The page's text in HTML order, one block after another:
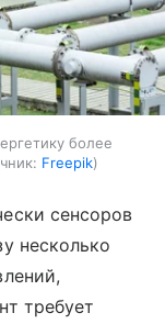
более
Freepik
сенсоров
несколько
требует